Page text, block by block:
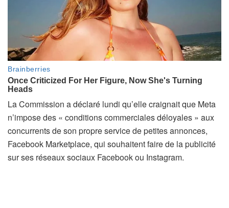
La Commission a déclaré lundi qu’elle craignait que Meta
n’impose des « conditions commerciales déloyales » aux
concurrents de son propre service de petites annonces,
Facebook Marketplace, qui souhaitent faire de la publicité
sur ses réseaux sociaux Facebook ou Instagram.